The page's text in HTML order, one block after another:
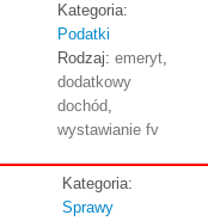
Kategoria:
Podatki
Rodzaj: emeryt,
dodatkowy
dochód,
wystawianie fv
Kategoria:
Sprawy